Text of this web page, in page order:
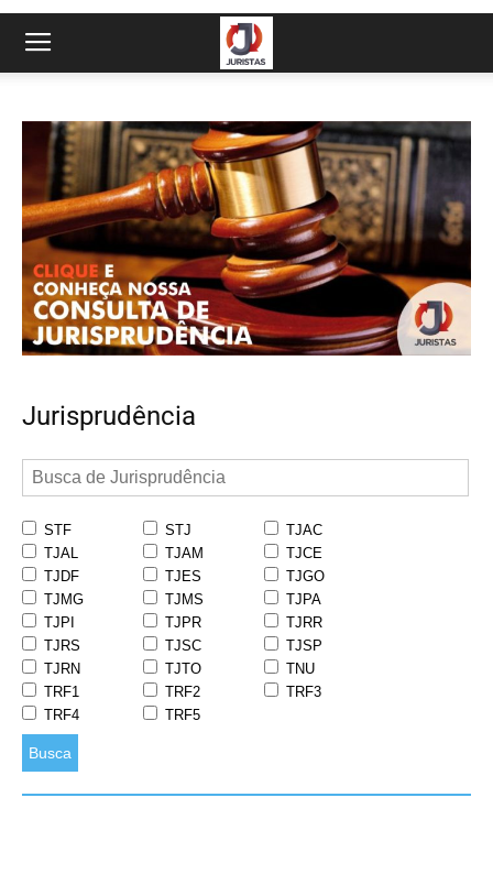
Jurisprudência
STF STJ
TJAC
TJAL
TJAM
TJCE
TJDF
TJES
TJGO
TJMG
TJMS
TJPA
TJPI
TJPR
TJRR
TJRS
TJSC
TJSP
TJRN
TJTO
TNU
TRF1
TRF2
TRF3
TRF4
TRF5
Busca